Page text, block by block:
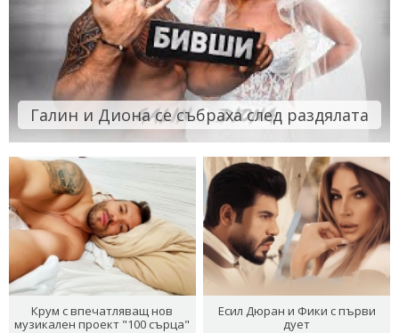
Галин и Диона се събраха след раздялата
Крум с впечатляващ нов
музикален проект "100 сърца"
Есил Дюран и Фики с първи
дует